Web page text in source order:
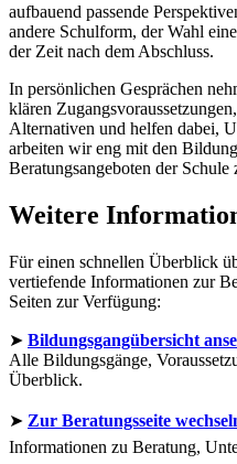
aufbauend passende
andere Schulform, der Wahl
der Zeit nach dem Abschluss.
In persönlichen Gesprächen
klären
Alternativen und helfen dabei,
arbeiten wir eng mit den
Beratungsangeboten der Schule
Weitere
Für einen schnellen Überblick
vertiefende Informationen zur
Seiten zur Verfügung:
➤ Bildungsgangübersicht
Alle Bildungsgänge,
Überblick.
➤ Zur Beratungsseite
Informationen zu Beratung,